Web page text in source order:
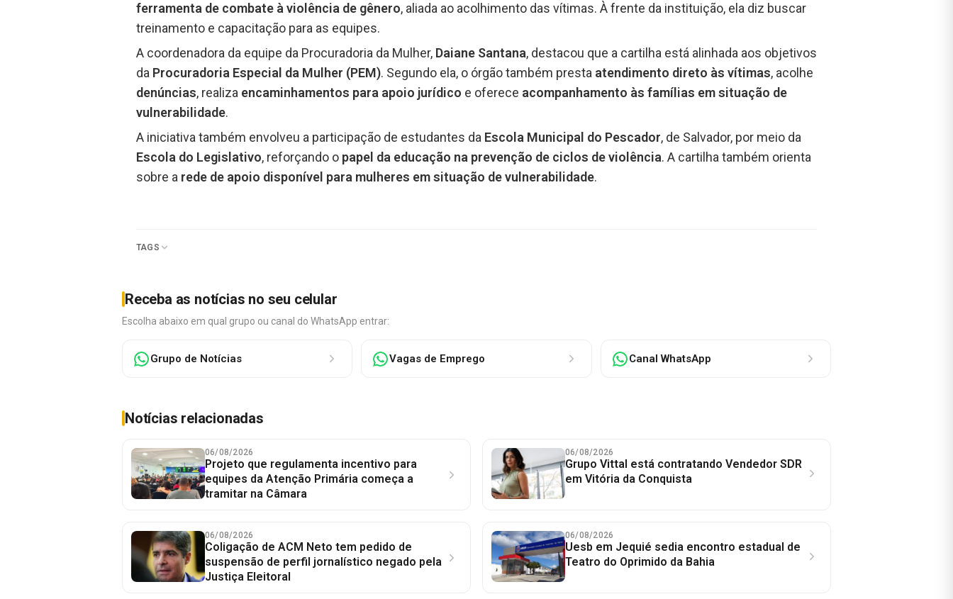
ferramenta de combate à violência de gênero, aliada ao acolhimento das vítimas. À frente da instituição, ela diz buscar
treinamento e capacitação para as equipes.
A coordenadora da equipe da Procuradoria da Mulher, Daiane Santana, destacou que a cartilha está alinhada aos objetivos
da Procuradoria Especial da Mulher (PEM). Segundo ela, o órgão também presta atendimento direto às vítimas, acolhe
denúncias, realiza encaminhamentos para apoio jurídico e oferece acompanhamento às famílias em situação de
vulnerabilidade.
A iniciativa também envolveu a participação de estudantes da Escola Municipal do Pescador, de Salvador, por meio da
Escola do Legislativo, reforçando o papel da educação na prevenção de ciclos de violência. A cartilha também orienta
sobre a rede de apoio disponível para mulheres em situação de vulnerabilidade.
TAGS
Receba as notícias no seu celular
Escolha abaixo em qual grupo ou canal do WhatsApp entrar:
Grupo de Notícias Vagas de Emprego Canal WhatsApp
Notícias relacionadas
06/08/2026
Projeto que regulamenta incentivo para
equipes da Atenção Primária começa a
tramitar na Câmara
06/08/2026
Grupo Vittal está contratando Vendedor SDR
em Vitória da Conquista
06/08/2026
Coligação de ACM Neto tem pedido de
suspensão de perfil jornalístico negado pela
Justiça Eleitoral
06/08/2026
Uesb em Jequié sedia encontro estadual de
Teatro do Oprimido da Bahia